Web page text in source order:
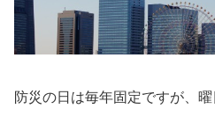
防災の日は毎年固定ですが、